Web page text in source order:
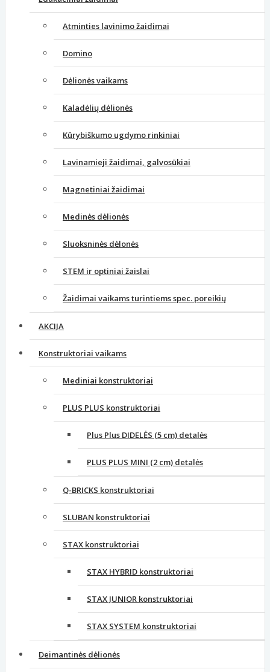
Atminties lavinimo žaidimai
Domino
Dėlionės vaikams
Kaladėlių dėlionės
Kūrybiškumo ugdymo rinkiniai
Lavinamieji žaidimai, galvosūkiai
Magnetiniai žaidimai
Medinės dėlionės
Sluoksninės dėlonės
STEM ir optiniai žaislai
Žaidimai vaikams turintiems spec. poreikių
AKCIJA
Konstruktoriai vaikams
Mediniai konstruktoriai
PLUS PLUS konstruktoriai
Plus Plus DIDELĖS (5 cm) detalės
PLUS PLUS MINI (2 cm) detalės
Q-BRICKS konstruktoriai
SLUBAN konstruktoriai
STAX konstruktoriai
STAX HYBRID konstruktoriai
STAX JUNIOR konstruktoriai
STAX SYSTEM konstruktoriai
Deimantinės dėlionės